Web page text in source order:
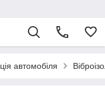
автомобіля